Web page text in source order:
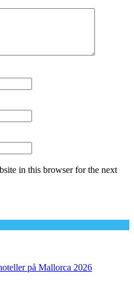
in this browser for the next
på Mallorca 2026